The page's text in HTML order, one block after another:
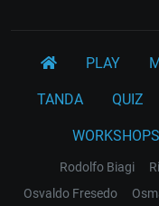
PLAY
TANDA QUIZ
WORKSHOPS
Rodolfo Biagi
Osvaldo Fresedo